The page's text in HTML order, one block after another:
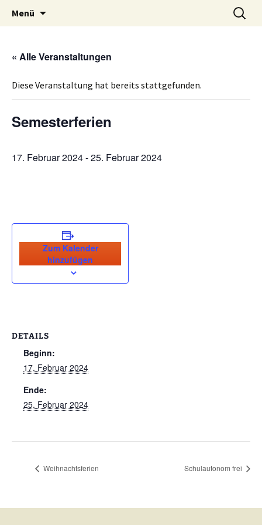
MVS Edelschrott
Volksschule mit musikalischem Schwerpunkt
Edelschrott
Menü
Suche
nach:
« Alle Veranstaltungen
Diese Veranstaltung hat bereits stattgefunden.
Semesterferien
17. Februar 2024-25. Februar 2024
Zum Kalender
hinzufügen
DETAILS
Beginn:
17. Februar 2024
Ende:
25. Februar 2024
Weihnachtsferien Schulautonom frei